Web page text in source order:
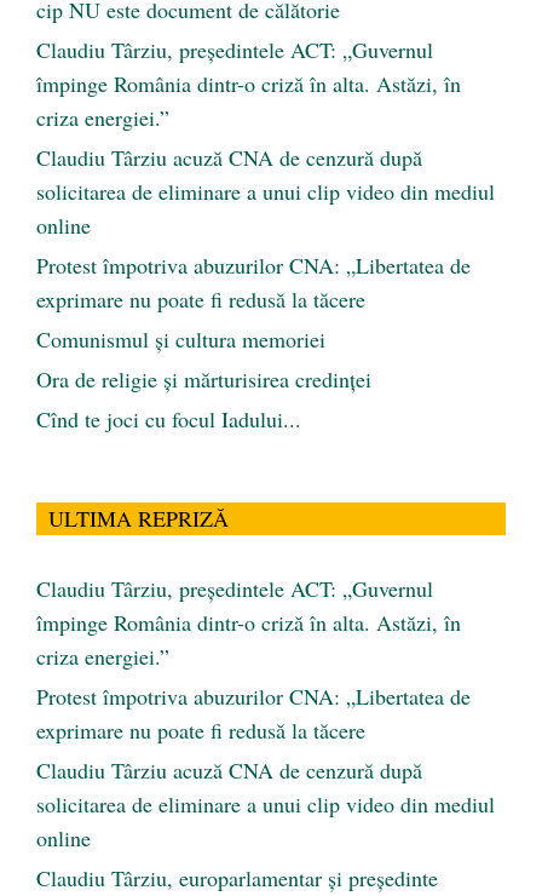
cip NU este document de călătorie
Claudiu Târziu, președintele ACT: „Guvernul
împinge România dintr-o criză în alta. Astăzi, în
criza energiei.”
Claudiu Târziu acuză CNA de cenzură după
solicitarea de eliminare a unui clip video din mediul
online
Protest împotriva abuzurilor CNA: „Libertatea de
exprimare nu poate fi redusă la tăcere
Comunismul şi cultura memoriei
Ora de religie şi mărturisirea credinţei
Cînd te joci cu focul Iadului...
ULTIMA REPRIZĂ
Claudiu Târziu, președintele ACT: „Guvernul
împinge România dintr-o criză în alta. Astăzi, în
criza energiei.”
Protest împotriva abuzurilor CNA: „Libertatea de
exprimare nu poate fi redusă la tăcere
Claudiu Târziu acuză CNA de cenzură după
solicitarea de eliminare a unui clip video din mediul
online
Claudiu Târziu, europarlamentar și președinte